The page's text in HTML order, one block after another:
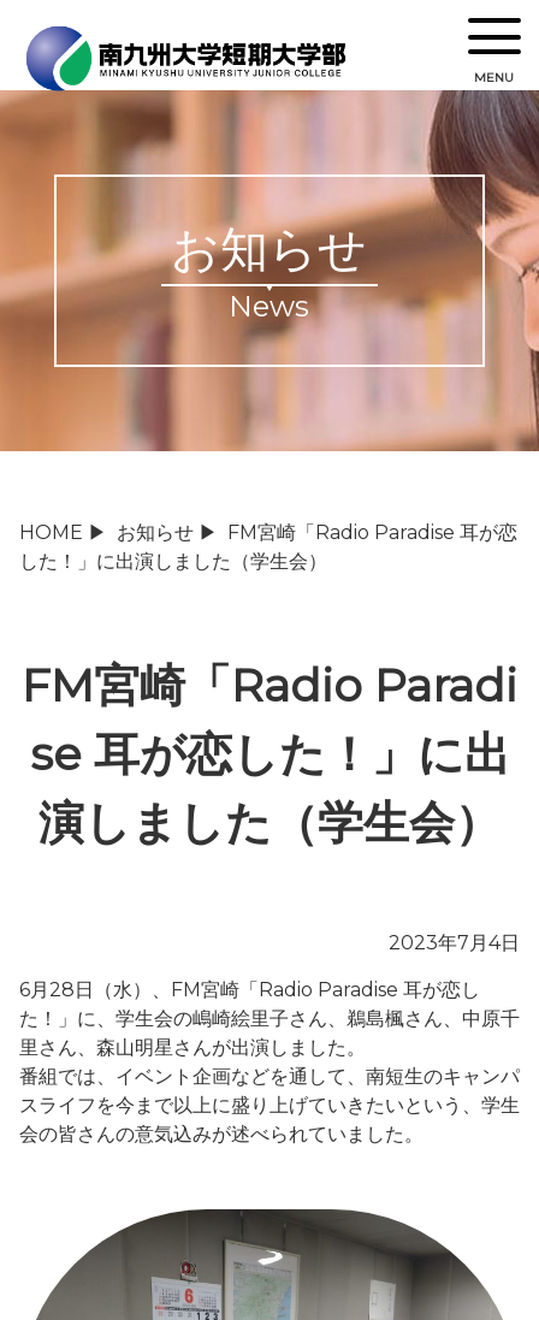
MENU
お知らせ
News
HOME ▶ お知らせ ▶
FM宮崎「Radio Paradise 耳が恋
した！」に出演しました（学生会）
FM宮崎「Radio Paradi
se 耳が恋した！」に出
演しました（学生会）
2023年7月4日
6月28日（水）、FM宮崎「Radio Paradise 耳が恋し
た！」に、学生会の嶋崎絵里子さん、鵜島楓さん、中原千
里さん、森山明星さんが出演しました。
番組では、イベント企画などを通して、南短生のキャンパ
スライフを今まで以上に盛り上げていきたいという、学生
会の皆さんの意気込みが述べられていました。